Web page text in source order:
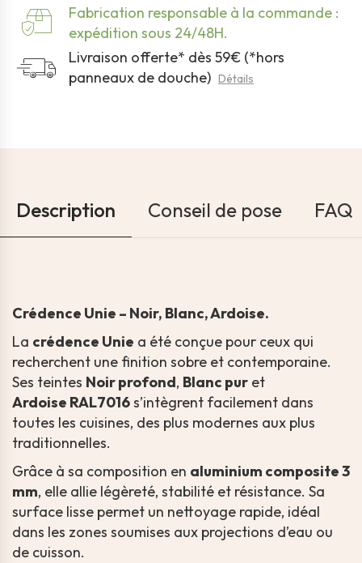
Fabrication responsable à la commande :
expédition sous 24/48H.
Livraison offerte* dès 59€ (*hors
panneaux de douche) Détails
Description Conseil de pose FAQ
Crédence Unie – Noir, Blanc, Ardoise.
La crédence Unie a été conçue pour ceux qui
recherchent une finition sobre et contemporaine.
Ses teintes Noir profond, Blanc pur et
Ardoise RAL7016s’intègrent facilement dans
toutes les cuisines, des plus modernes aux plus
traditionnelles.
Grâce à sa composition en aluminium composite 3
mm, elle allie légèreté, stabilité et résistance. Sa
surface lisse permet un nettoyage rapide, idéal
dans les zones soumises aux projections d’eau ou
de cuisson.